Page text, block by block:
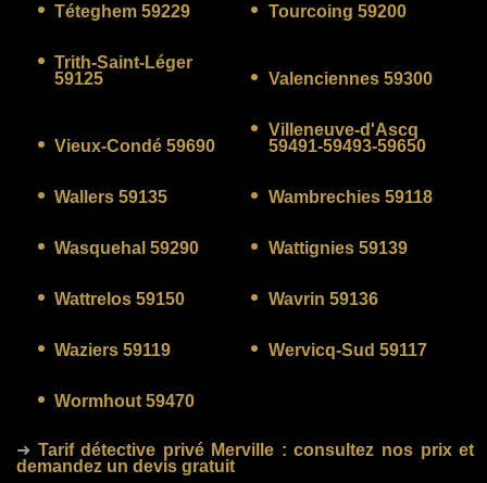
Téteghem 59229 Tourcoing 59200
Trith-Saint-Léger
59125
Valenciennes 59300
Vieux-Condé 59690
Villeneuve-d'Ascq
59491-59493-59650
Wallers 59135 Wambrechies 59118
Wasquehal 59290 Wattignies 59139
Wattrelos 59150 Wavrin 59136
Waziers 59119 Wervicq-Sud 59117
Wormhout 59470
➜ Tarif détective privé Merville : consultez nos prix et
demandez un devis gratuit